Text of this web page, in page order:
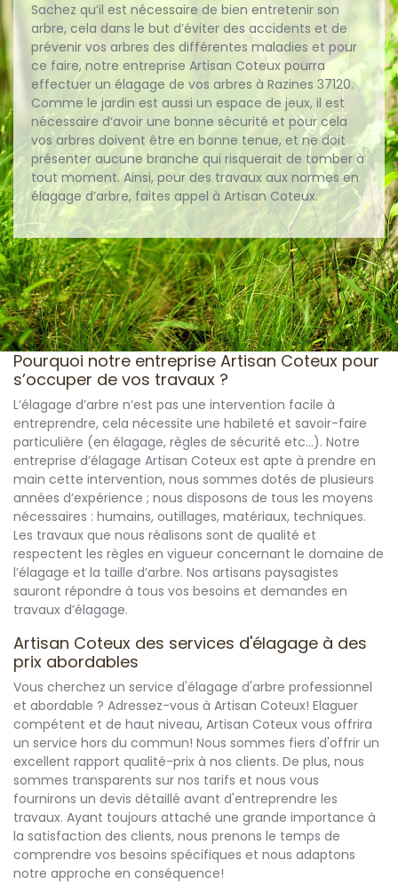
Sachez qu’il est nécessaire de bien entretenir son
arbre, cela dans le but d’éviter des accidents et de
prévenir vos arbres des différentes maladies et pour
ce faire, notre entreprise Artisan Coteux pourra
effectuer un élagage de vos arbres à Razines 37120.
Comme le jardin est aussi un espace de jeux, il est
nécessaire d’avoir une bonne sécurité et pour cela
vos arbres doivent être en bonne tenue, et ne doit
présenter aucune branche qui risquerait de tomber à
tout moment. Ainsi, pour des travaux aux normes en
élagage d’arbre, faites appel à Artisan Coteux.
Pourquoi notre entreprise Artisan Coteux pour
s’occuper de vos travaux ?
L’élagage d’arbre n’est pas une intervention facile à
entreprendre, cela nécessite une habileté et savoir-faire
particulière (en élagage, règles de sécurité etc…). Notre
entreprise d’élagage Artisan Coteux est apte à prendre en
main cette intervention, nous sommes dotés de plusieurs
années d’expérience ; nous disposons de tous les moyens
nécessaires : humains, outillages, matériaux, techniques.
Les travaux que nous réalisons sont de qualité et
respectent les règles en vigueur concernant le domaine de
l’élagage et la taille d’arbre. Nos artisans paysagistes
sauront répondre à tous vos besoins et demandes en
travaux d’élagage.
Artisan Coteux des services d'élagage à des
prix abordables
Vous cherchez un service d'élagage d'arbre professionnel
et abordable ? Adressez-vous à Artisan Coteux! Elaguer
compétent et de haut niveau, Artisan Coteux vous offrira
un service hors du commun! Nous sommes fiers d'offrir un
excellent rapport qualité-prix à nos clients. De plus, nous
sommes transparents sur nos tarifs et nous vous
fournirons un devis détaillé avant d'entreprendre les
travaux. Ayant toujours attaché une grande importance à
la satisfaction des clients, nous prenons le temps de
comprendre vos besoins spécifiques et nous adaptons
notre approche en conséquence!